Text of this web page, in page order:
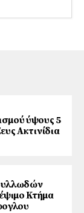
ύψους 5
Ακτινίδια
Κτήμα